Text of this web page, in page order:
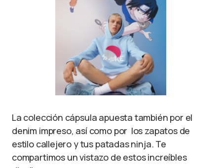
La colección cápsula apuesta también por el
denim impreso, así como por los zapatos de
estilo callejero y tus patadas ninja. Te
compartimos un vistazo de estos increíbles